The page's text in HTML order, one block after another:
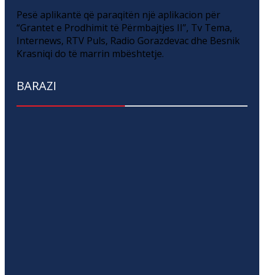
Pesë aplikantë që paraqitën një aplikacion për
“Grantet e Prodhimit të Përmbajtjes II”, Tv Tema,
Internews, RTV Puls, Radio Gorazdevac dhe Besnik
Krasniqi do të marrin mbështetje.
BARAZI